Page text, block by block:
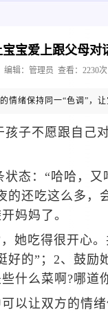
宝爱上跟父母对
编辑：管理员 查看：2230
情绪保持同一“色调”，
孩子不愿跟自己
态：“哈哈，又
的还吃这么多，
妈妈了。
吃得很开心。
好的”；2、鼓励
什么菜啊?哪道
让双方的情绪